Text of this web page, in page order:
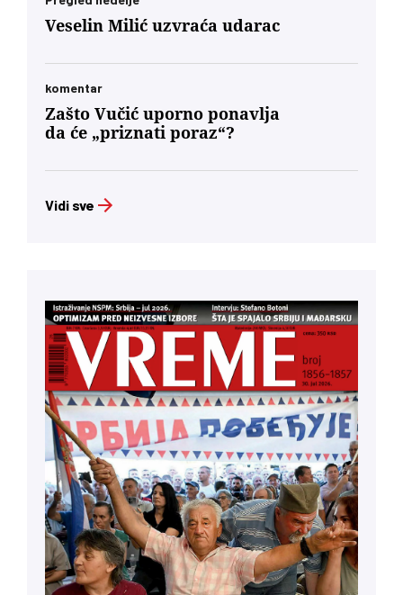
Veselin Milić uzvraća udarac
komentar
Zašto Vučić uporno ponavlja
da će „priznati poraz“?
Vidi sve